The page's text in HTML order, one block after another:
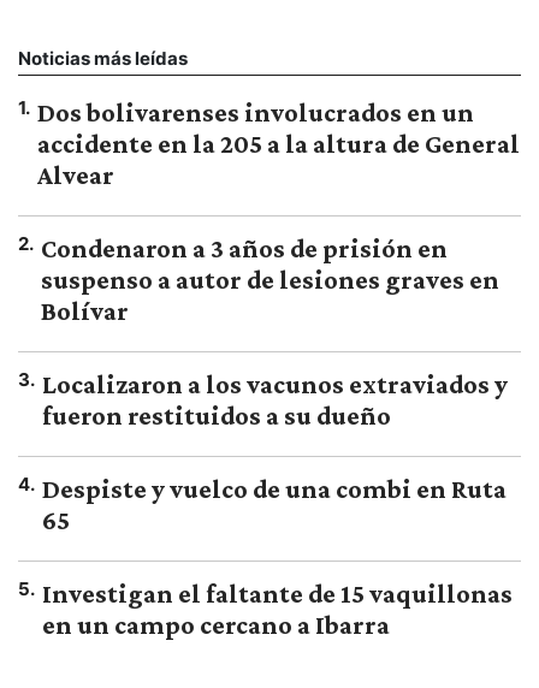
Noticias más leídas
1. Dos bolivarenses involucrados en un
accidente en la 205 a la altura de General
Alvear
2. Condenaron a 3 años de prisión en
suspenso a autor de lesiones graves en
Bolívar
3. Localizaron a los vacunos extraviados y
fueron restituidos a su dueño
4. Despiste y vuelco de una combi en Ruta
65
5. Investigan el faltante de 15 vaquillonas
en un campo cercano a Ibarra